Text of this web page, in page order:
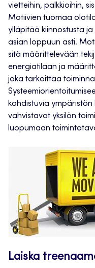
vietteihin, palkkioihin,
Motiivien tuomaa
ylläpitää kiinnostusta
asian loppuun asti.
sitä määrittelevään
energiatilaan ja
joka tarkoittaa
kohdistuvia ympäristön
vahvistavat yksilön
luopumaan
Laiska